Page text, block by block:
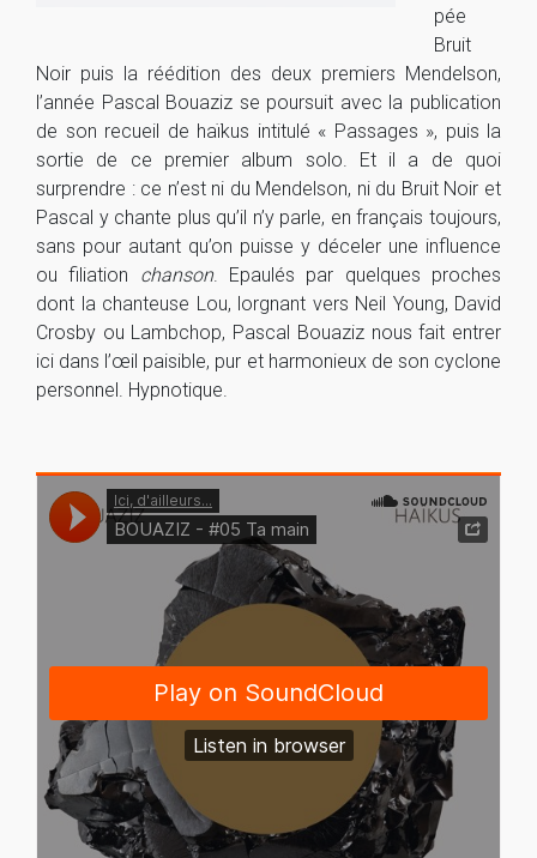
pée
Bruit
Noir puis la réédition des deux premiers Mendelson,
l’année Pascal Bouaziz se poursuit avec la publication
de son recueil de haïkus intitulé « Passages », puis la
sortie de ce premier album solo. Et il a de quoi
surprendre : ce n’est ni du Mendelson, ni du Bruit Noir et
Pascal y chante plus qu’il n’y parle, en français toujours,
sans pour autant qu’on puisse y déceler une influence
ou filiation chanson. Epaulés par quelques proches
dont la chanteuse Lou, lorgnant vers Neil Young, David
Crosby ou Lambchop, Pascal Bouaziz nous fait entrer
ici dans l’œil paisible, pur et harmonieux de son cyclone
personnel. Hypnotique.